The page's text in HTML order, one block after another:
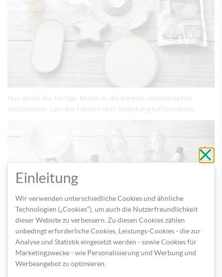
Nun gieße die fertige Masse in die bereits vorbereiteten
Gießformen. Lass die Formen laut Anleitung lufttrocknen.
In der Zwischenzeit nimm die Wachslinsen und gib diese in ein
Glas. Zerschneide die Wachsmalkreiden in kleine Stücke und gib
diese zu den Wachslinsen oder verwende Färbewachspastillen
ohne
zu
Einleitung
Wir verwenden unterschiedliche Cookies und ähnliche
Technologien („Cookies“), um auch die Nutzerfreundlichkeit
dieser Website zu verbessern. Zu diesen Cookies zählen
unbedingt erforderliche Cookies, Leistungs-Cookies - die zur
Analyse und Statistik eingesetzt werden - sowie Cookies für
Marketingzwecke - wie Personalisierung und Werbung und
Werbeangebot zu optimieren.